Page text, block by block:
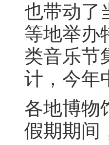
也带动了
等地举办
类音乐节
计，今年
各地博物
假期期间